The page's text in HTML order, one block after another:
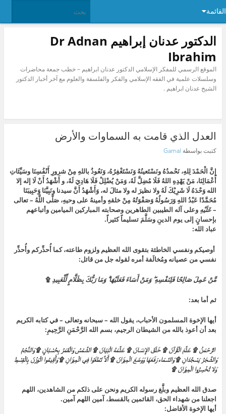
القائمة
الدكتور عدنان إبراهيم Dr Adnan
Ibrahim
الموقع الرسمي للمفكر الإسلامي الدكتور عدنان ابراهيم – خطب جمعة محاضرات
وسلسلات علمية في الفقه الإسلامي والفكر والفلسفة والعلوم مع آخر أخبار الدكتور
الشيخ عدنان ابراهيم .
العدل الذي قامت به السماوات والأرض
كتبت بواسطة Gamal‎
إِنَّ الْحَمْدَ لِلهِ، نَحْمدُهُ ونَسْتَعينُهُ وَنَسْتَغْفِرُهُ، وَنَعُوذُ باللهِ مِنْ شرورِ أَنْفُسِنَا وسَيِّئَاتِ
أَعْمَالِنَا، مَنْ يَهْدِهِ اللهُ فَلَا مُضِلَّ لَهُ، وَمَنْ يُضْلِلْ فَلَا هَادِيَ لَهُ، و أَشْهَدُ أَنْ لَا إله إلا
الله وَحْدَهُ لَا شَرِيْكَ لَهُ ولا نظيرَ له ولا مثالَ له، وَأَشْهَدُ أَنَّ سيدنا ونَبِيَّنَا وَحَبِيبَنَا
مُحَمَّدًا عَبْدُ اللهِ وَرَسُولُهُ وَصَفْوَتُهُ مِنْ خلقهِ وأمينهُ على وحيهِ، صَلَّى اللَّهُ – تعالى
–عَلَيْهِ وعلى آله الطيبين الطاهرين وصحابته المباركين الميامين وأتباعهم
بإحسانٍ إلى يوم الدينِ وسَلَّمَ تسليماً كثيراً.
عباد الله:
أوصيكم ونفسي الخاطئة بتقوى الله العظيم ولزوم طاعته، كما أُحذِّركم وأُحذِّر
نفسي من عصيانه ومُخالَفة أمره لقوله جل من قائل:
مَّنْ عَمِلَ صَالِحًا فَلِنَفْسِهِ ۖ وَمَنْ أَسَاءَ فَعَلَيْهَا ۗ وَمَا رَبُّكَ بِظَلَّامٍ لِّلْعَبِيدِ۩
ثم أما بعد:
أيها الإخوة المسلمون الأحباب، يقول الله – سبحانه وتعالى – في كتابه الكريم
بعد أن أعوذ بالله من الشيطان الرجيم، بسم الله الرَّحْمَنِ الرَّحِيمِ:
الرَّحْمَنُ۩عَلَّمَ الْقُرْآنَ۩خَلَقَ الإِنسَانَ۩عَلَّمَهُ الْبَيَانَ۩الشَّمْسُ وَالْقَمَرُ بِحُسْبَانٍ۩وَالنَّجْمُ
وَالشَّجَرُ يَسْجُدَانِ۩وَالسَّمَاء رَفَعَهَا وَوَضَعَ الْمِيزَانَ۩أَلاَّ تَطْغَوْا فِي الْمِيزَانِ۩وَأَقِيمُوا الْوَزْنَ بِالْقِسْطِ
وَلا تُخْسِرُوا الْمِيزَانَ۩
صدق الله العظيم وبلَّغ رسوله الكريم ونحن على ذلكم من الشاهدين، اللهم
اجعلنا من شهداء الحق، القائمين بالقسط، آمين اللهم آمين.
أيها الإخوة الأفاضل: